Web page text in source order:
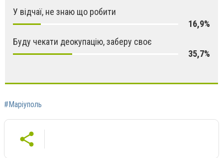
У відчаї, не знаю що робити
16,9%
Буду чекати деокупацію, заберу своє
35,7%
#Маріуполь